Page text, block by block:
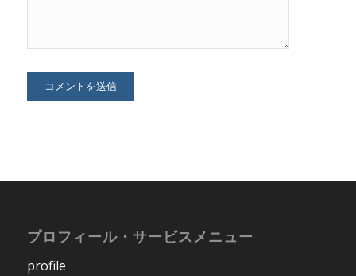
プロフィール・サービスメニュー
profile